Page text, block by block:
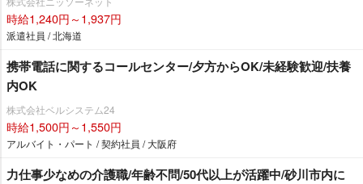
時給1,240円～1,937円
派遣社員 / 北海道
携帯電話に関するコールセンター/夕方からOK/未経験歓迎/扶養
内OK
株式会社ベルシステム24
時給1,500円～1,550円
アルバイト・パート / 契約社員 / 大阪府
力仕事少なめの介護職/年齢不問/50代以上が活躍中/砂川市内に